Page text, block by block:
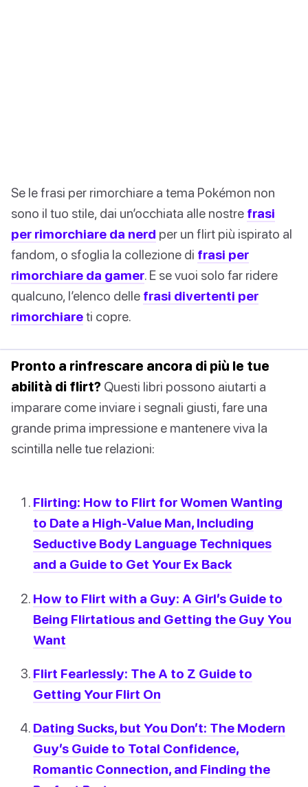
Se le frasi per rimorchiare a tema Pokémon non
sono il tuo stile, dai un’occhiata alle nostre frasi
per rimorchiare da nerd per un flirt più ispirato al
fandom, o sfoglia la collezione di frasi per
rimorchiare da gamer. E se vuoi solo far ridere
qualcuno, l’elenco delle frasi divertenti per
rimorchiareti copre.
Pronto a rinfrescare ancora di più le tue
abilità di flirt? Questi libri possono aiutarti a
imparare come inviare i segnali giusti, fare una
grande prima impressione e mantenere viva la
scintilla nelle tue relazioni:
Flirting: How to Flirt for Women Wanting
to Date a High-Value Man, Including
Seductive Body Language Techniques
and a Guide to Get Your Ex Back
How to Flirt with a Guy: A Girl’s Guide to
Being Flirtatious and Getting the Guy You
Want
Flirt Fearlessly: The A to Z Guide to
Getting Your Flirt On
Dating Sucks, but You Don’t: The Modern
Guy’s Guide to Total Confidence,
Romantic Connection, and Finding the